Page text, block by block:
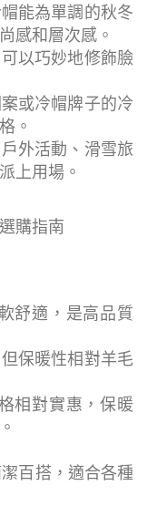
能為單調的秋冬
感和層次感。
以巧妙地修飾臉
或冷帽牌子的冷
。
外活動、滑雪旅
上用場。
購指南
舒適，是高品質
保暖性相對羊毛
相對實惠，保暖
百搭，適合各種